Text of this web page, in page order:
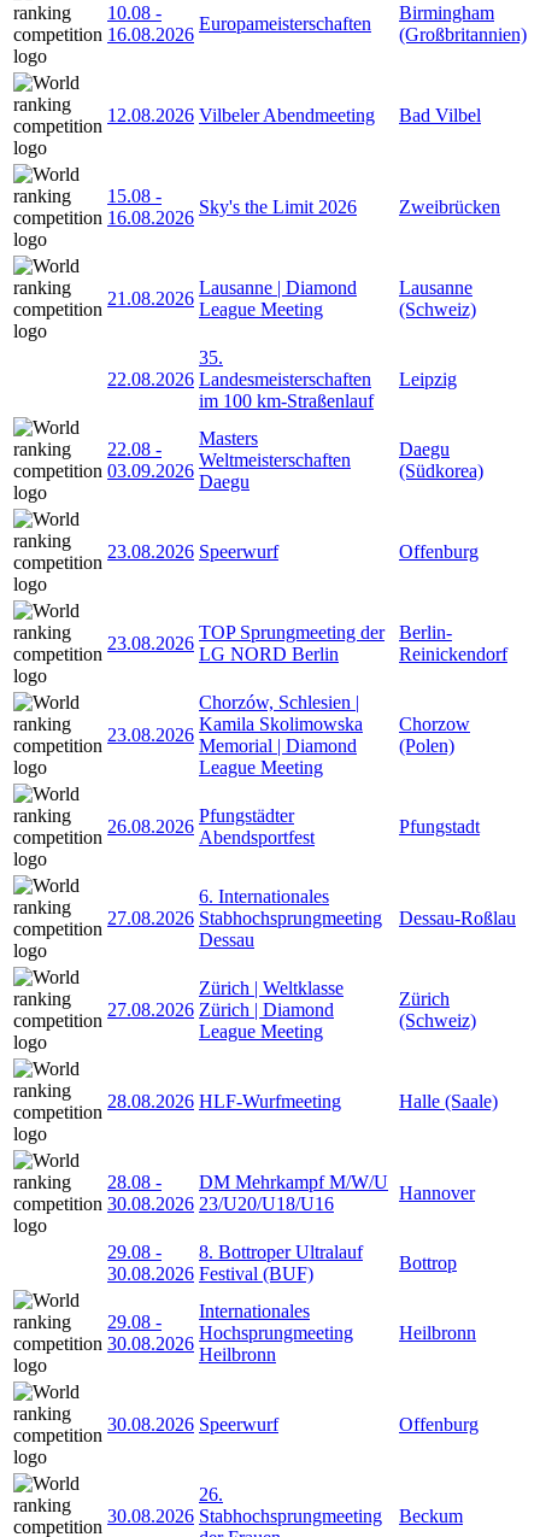
10.08 -
16.08.2026
Europameisterschaften
Birmingham
(Großbritannien)
12.08.2026 Vilbeler Abendmeeting Bad Vilbel
15.08 -
16.08.2026
Sky's the Limit 2026 Zweibrücken
21.08.2026
Lausanne | Diamond
League Meeting
Lausanne
(Schweiz)
22.08.2026
35.
Landesmeisterschaften
im 100 km-Straßenlauf
Leipzig
22.08 -
03.09.2026
Masters
Weltmeisterschaften
Daegu
Daegu
(Südkorea)
23.08.2026 Speerwurf Offenburg
23.08.2026
TOP Sprungmeeting der
LG NORD Berlin
Berlin-
Reinickendorf
23.08.2026
Chorzów, Schlesien |
Kamila Skolimowska
Memorial | Diamond
League Meeting
Chorzow
(Polen)
26.08.2026
Pfungstädter
Abendsportfest
Pfungstadt
27.08.2026
6. Internationales
Stabhochsprungmeeting
Dessau
Dessau-Roßlau
27.08.2026
Zürich | Weltklasse
Zürich | Diamond
League Meeting
Zürich
(Schweiz)
28.08.2026 HLF-Wurfmeeting Halle (Saale)
28.08 -
30.08.2026
DM Mehrkampf M/W/U
23/U20/U18/U16
Hannover
29.08 -
30.08.2026
8. Bottroper Ultralauf
Festival (BUF)
Bottrop
29.08 -
30.08.2026
Internationales
Hochsprungmeeting
Heilbronn
Heilbronn
30.08.2026 Speerwurf Offenburg
30.08.2026
26.
Stabhochsprungmeeting
Beckum